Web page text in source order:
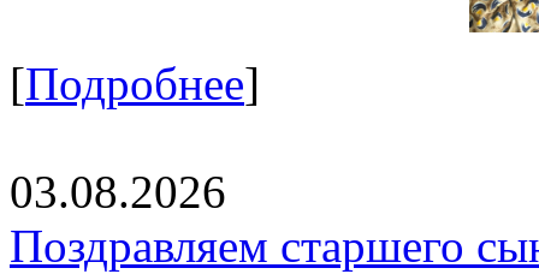
[Подробнее]
03.08.2026
Поздравляем старшего